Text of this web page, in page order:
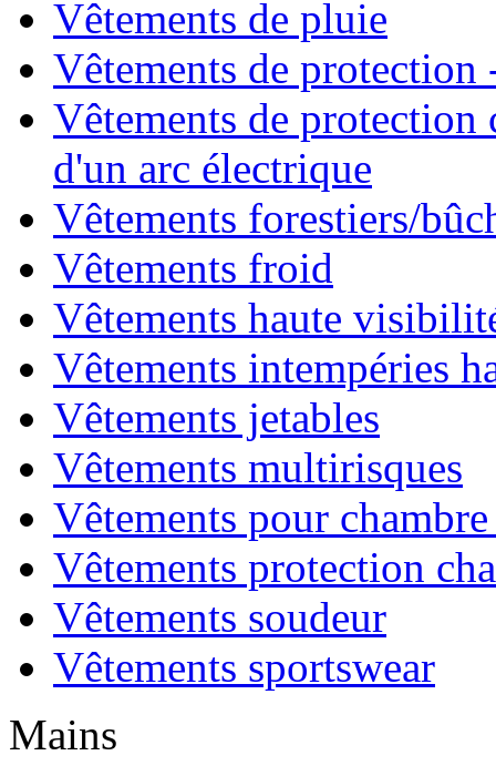
Vêtements de pluie
Vêtements de protection
Vêtements de protection
d'un arc électrique
Vêtements forestiers/
Vêtements froid
Vêtements haute
Vêtements intempéries
Vêtements jetables
Vêtements multirisques
Vêtements pour
Vêtements protection
Vêtements soudeur
Vêtements sportswear
Mains